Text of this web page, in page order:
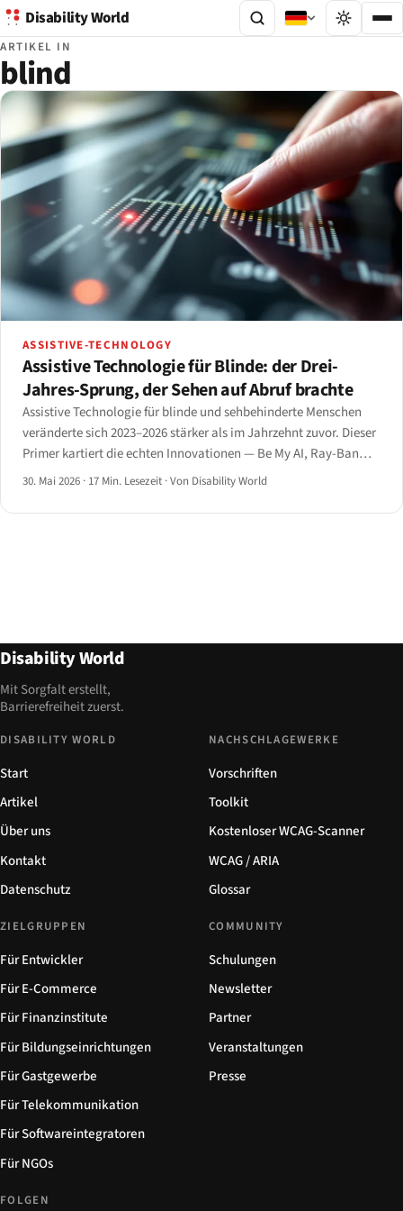
Disability World
ARTIKEL IN
blind
ASSISTIVE-TECHNOLOGY
Assistive Technologie für Blinde: der Drei-
Jahres-Sprung, der Sehen auf Abruf brachte
Assistive Technologie für blinde und sehbehinderte Menschen
veränderte sich 2023–2026 stärker als im Jahrzehnt zuvor. Dieser
Primer kartiert die echten Innovationen — Be My AI, Ray-Ban
Meta, smarter Langstock, Monarch und KI-Screenreader — was
30. Mai 2026 · 17 Min. Lesezeit ·Von Disability World
Disability World
Mit Sorgfalt erstellt,
Barrierefreiheit zuerst.
DISABILITY WORLD
Start
Artikel
Über uns
Kontakt
Datenschutz
NACHSCHLAGEWERKE
Vorschriften
Toolkit
Kostenloser WCAG-Scanner
WCAG / ARIA
Glossar
ZIELGRUPPEN
Für Entwickler
Für E-Commerce
Für Finanzinstitute
Für Bildungseinrichtungen
Für Gastgewerbe
Für Telekommunikation
Für Softwareintegratoren
Für NGOs
COMMUNITY
Schulungen
Newsletter
Partner
Veranstaltungen
Presse
FOLGEN